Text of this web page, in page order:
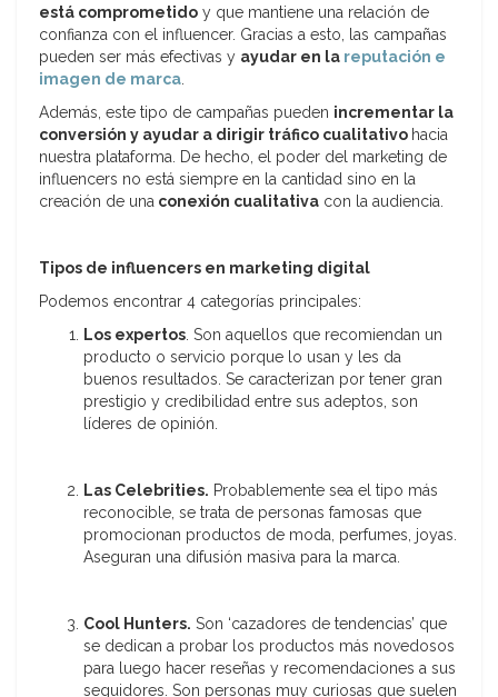
está comprometido y que mantiene una relación de
confianza con el influencer. Gracias a esto, las campañas
pueden ser más efectivas y ayudar en la reputación e
imagen de marca
Además, este tipo de campañas pueden incrementar la
conversión y ayudar a dirigir tráfico cualitativo hacia
nuestra plataforma. De hecho, el poder del marketing de
influencers no está siempre en la cantidad sino en la
creación de una conexión cualitativa con la audiencia.
Tipos de influencers en marketing digital
Podemos encontrar 4 categorías principales:
Los expertos . Son aquellos que recomiendan un
producto o servicio porque lo usan y les da
buenos resultados. Se caracterizan por tener gran
prestigio y credibilidad entre sus adeptos, son
líderes de opinión.
Las Celebrities. Probablemente sea el tipo más
reconocible, se trata de personas famosas que
promocionan productos de moda, perfumes, joyas.
Aseguran una difusión masiva para la marca.
Cool Hunters. Son ‘cazadores de tendencias’ que
se dedican a probar los productos más novedosos
para luego hacer reseñas y recomendaciones a sus
seguidores. Son personas muy curiosas que suelen